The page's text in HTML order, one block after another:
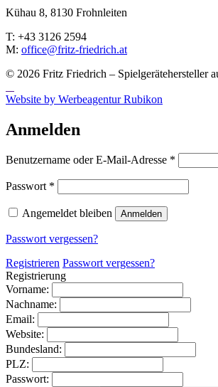
Kühau 8, 8130 Frohn­leiten
T: +43 3126 2594
M: office@fritz-fried­rich.at
© 2026 Fritz Friedrich – Spielgerätehersteller
Website by Werbeagentur Rubikon
Anmelden
Benutzername oder E-Mail-Adresse *
Passwort *
Angemeldet bleiben Anmelden
Passwort vergessen?
Registrieren Passwort vergessen?
Registrierung
Vorname:
Nachname:
Email:
Website:
Bundesland:
PLZ:
Passwort: